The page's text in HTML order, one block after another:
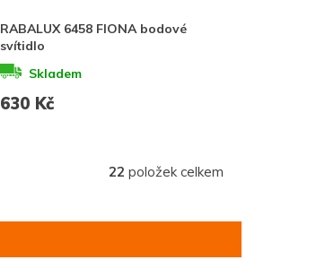
RABALUX 6458 FIONA bodové
svítidlo
Skladem
630 Kč
22 položek celkem